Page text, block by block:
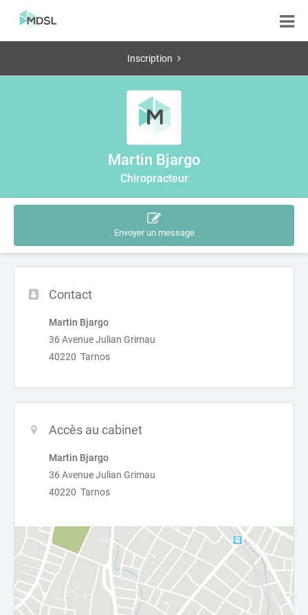
Inscription
Martin Bjargo
Chiropracteur
Envoyer un message
Contact
Martin Bjargo
36 Avenue Julian Grimau
40220 Tarnos
Accès au cabinet
Martin Bjargo
36 Avenue Julian Grimau
40220 Tarnos